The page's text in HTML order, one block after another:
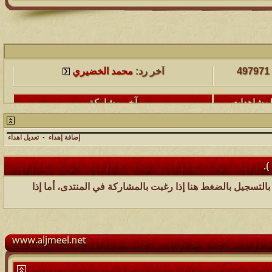
497971 آخر رد:محمد الخضيري
آخر مشاركة
231548 آخر رد:محمد الخضيري
آخر مشاركة
177485 آخر رد: محمد الخضيري
آخر مشاركة
آخر رد:محمد الخضيري
212686 آخر رد:محمد الخضيري
إضافة إهداء - تعديل اهداء
).
بالتسجيل بالضغط هنا إذا رغبت بالمشاركة في المنتدى، أما إذا